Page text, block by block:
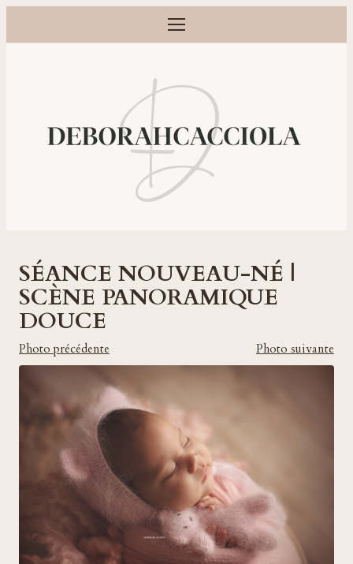
Ouvrir le menu
Photographe grossesse, naissance, bébé et famille à Orléans
SÉANCE NOUVEAU-NÉ |
SCÈNE PANORAMIQUE
DOUCE
Photo précédente Photo suivante